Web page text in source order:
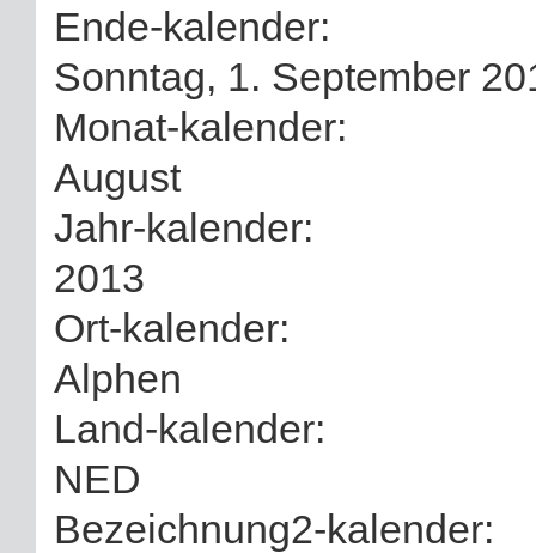
Ende-kalender:
Sonntag, 1. September
Monat-kalender:
August
Jahr-kalender:
2013
Ort-kalender:
Alphen
Land-kalender:
NED
Bezeichnung2-kalender: